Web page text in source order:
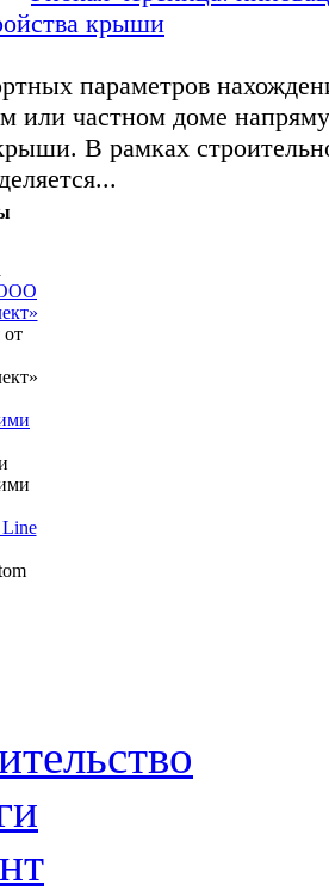
крыши
параметров
или частном доме
В рамках
ООО